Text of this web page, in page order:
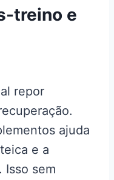
treino e
repor
ajuda
e a
Isso sem